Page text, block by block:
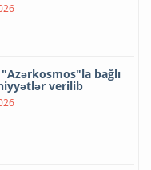
"Azərkosmos"la bağlı
verilib